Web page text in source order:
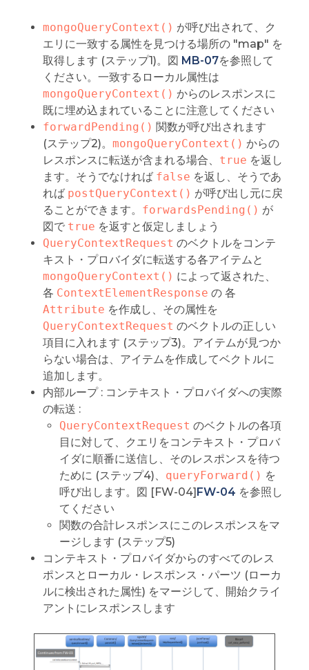
mongoQueryContext() が呼び出されて、ク
エリに一致する属性を見つける場所の "map" を
取得します (ステップ1)。図 MB-07を参照して
ください。一致するローカル属性は
mongoQueryContext() からのレスポンスに
既に埋め込まれていることに注意してください
forwardPending() 関数が呼び出されます
(ステップ2)。 mongoQueryContext() からの
レスポンスに転送が含まれる場合、 true を返し
ます。そうでなければ false を返し、そうであ
れば postQueryContext() が呼び出し元に戻
ることができます。 forwardsPending() が
図で true を返すと仮定しましょう
QueryContextRequest のベクトルをコンテ
キスト・プロバイダに転送する各アイテムと
mongoQueryContext() によって返された、
各 ContextElementResponse の 各
Attribute を作成し、その属性を
QueryContextRequest のベクトルの正しい
項目に入れます (ステップ3)。アイテムが見つか
らない場合は、アイテムを作成してベクトルに
追加します。
内部ループ : コンテキスト・プロバイダへの実際
の転送 :
QueryContextRequest のベクトルの各項
目に対して、クエリをコンテキスト・プロバ
イダに順番に送信し、そのレスポンスを待つ
ために (ステップ4)、 queryForward() を
呼び出します。図 [FW-04]FW-04 を参照し
てください
関数の合計レスポンスにこのレスポンスをマ
ージします (ステップ5)
コンテキスト・プロバイダからのすべてのレス
ポンスとローカル・レスポンス・パーツ (ローカ
ルに検出された属性) をマージして、開始クライ
アントにレスポンスします